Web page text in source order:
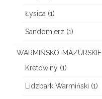
Łysica (1)
Sandomierz (1)
WARMIŃSKO-MAZURSKIE
Kretowiny (1)
Lidzbark Warmiński (1)